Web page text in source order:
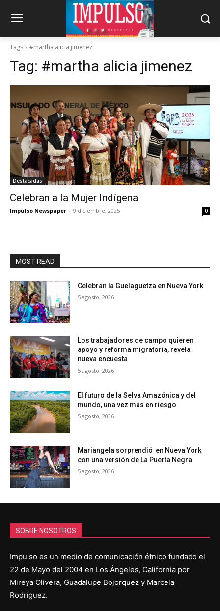
Tags #martha alicia jimenez
Tag: #martha alicia jimenez
Destacadas
Celebran a la Mujer Indígena
Impulso Newspaper - 9 diciembre, 2025 0
MOST READ
Celebran la Guelaguetza en Nueva York
5 agosto, 2026
Los trabajadores de campo quieren
apoyo y reforma migratoria, revela
nueva encuesta
5 agosto, 2026
El futuro de la Selva Amazónica y del
mundo, una vez más en riesgo
5 agosto, 2026
Mariangela sorprendió en Nueva York
con una versión de La Puerta Negra
5 agosto, 2026
SOBRE NOSOTROS
Impulso es un medio de comunicación étnico fundado el
22 de Mayo del 2004 en Los Ángeles, California por
Mireya Olivera, Guadalupe Bojorquez y Marcela
Rodríguez.